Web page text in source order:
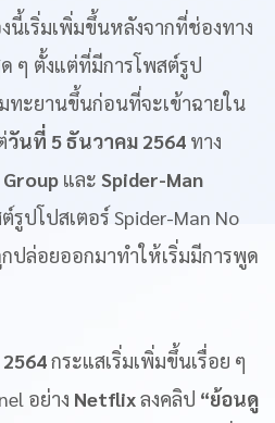
นี้เริ่มเพิ่มขึ้นหลังจากที่ช่องทาง
ๆ ตั้งแต่ที่มีการโพสต์รูป
ทะยานขึ้นก่อนที่จะเข้าฉายใน
วันที่ 5 ธันวาคม 2564 ทาง
และ Spider-Man
รูปโปสเตอร์ Spider-Man No
ปล่อยออกมาทำให้เริ่มมีการพูด
กระแสเริ่มเพิ่มขึ้นเรื่อย ๆ
อย่าง Netflixลงคลิป “ย้อนดู